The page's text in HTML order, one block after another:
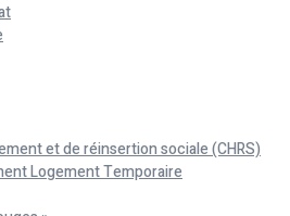
et de réinsertion sociale (CHRS)
Logement Temporaire